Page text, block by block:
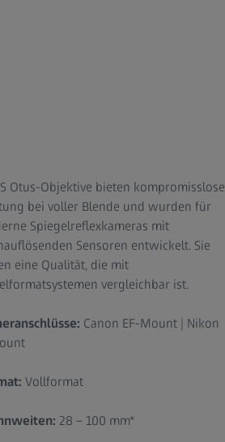
Otus-Objektive bieten kompromisslose
bei voller Blende und wurden für
Spiegelreflexkameras mit
Sensoren entwickelt. Sie
eine Qualität, die mit
vergleichbar ist.
Canon EF-Mount | Nikon
Vollformat
28 – 100 mm*